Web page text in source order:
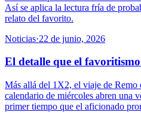
Así se aplica la lectura fría de
relato del favorito.
Noticias·22 de junio, 2026
El detalle que el
Más allá del 1X2, el viaje de Remo
calendario de miércoles abren una
primer tiempo que el aficionado